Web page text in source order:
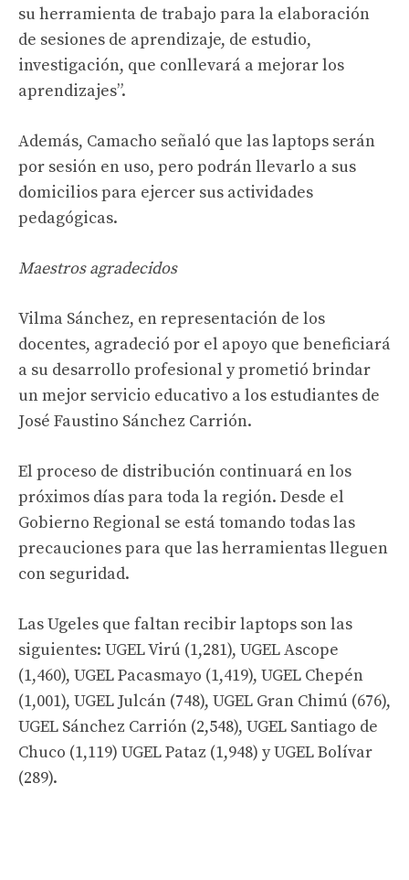
su herramienta de trabajo para la elaboración
de sesiones de aprendizaje, de estudio,
investigación, que conllevará a mejorar los
aprendizajes”.
Además, Camacho señaló que las laptops serán
por sesión en uso, pero podrán llevarlo a sus
domicilios para ejercer sus actividades
pedagógicas.
Maestros agradecidos
Vilma Sánchez, en representación de los
docentes, agradeció por el apoyo que beneficiará
a su desarrollo profesional y prometió brindar
un mejor servicio educativo a los estudiantes de
José Faustino Sánchez Carrión.
El proceso de distribución continuará en los
próximos días para toda la región. Desde el
Gobierno Regional se está tomando todas las
precauciones para que las herramientas lleguen
con seguridad.
Las Ugeles que faltan recibir laptops son las
siguientes: UGEL Virú (1,281), UGEL Ascope
(1,460), UGEL Pacasmayo (1,419), UGEL Chepén
(1,001), UGEL Julcán (748), UGEL Gran Chimú (676),
UGEL Sánchez Carrión (2,548), UGEL Santiago de
Chuco (1,119) UGEL Pataz (1,948) y UGEL Bolívar
(289).